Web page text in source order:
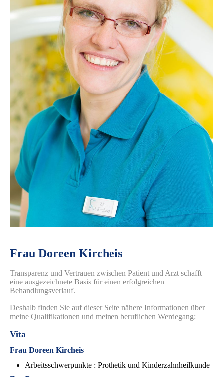
Frau Doreen Kircheis
Transparenz und Vertrauen zwischen Patient und Arzt schafft
eine ausgezeichnete Basis für einen erfolgreichen
Behandlungsverlauf.
Deshalb finden Sie auf dieser Seite nähere Informationen über
meine Qualifikationen und meinen beruflichen Werdegang:
Vita
Frau Doreen Kircheis
Arbeitsschwerpunkte : Prothetik und Kinderzahnheilkunde